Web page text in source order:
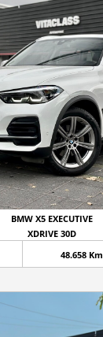
BMW X5 EXECUTIVE
XDRIVE 30D
48.658 Km